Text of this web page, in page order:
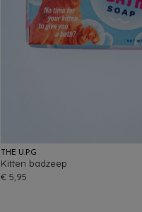
THE U.P.G
Kitten badzeep
€ 5,95